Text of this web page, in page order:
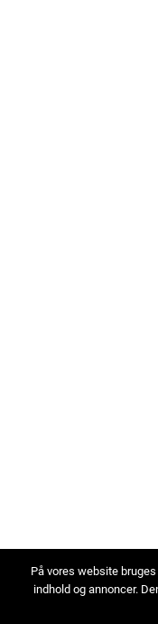
På vores website
indhold og annoncer.